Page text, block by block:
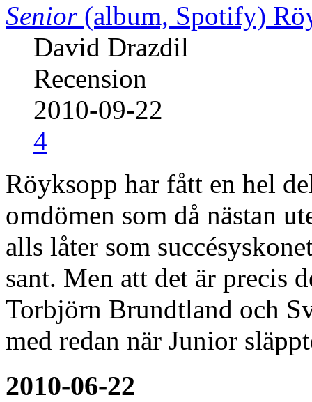
Senior(album, Spotify)
David Drazdil
Recension
2010-09-22
4
Röyksopp har fått en hel
omdömen som då nästan
alls låter som
sant. Men att det är precis
Torbjörn Brundtland och
med redan när Junior
2010-06-22